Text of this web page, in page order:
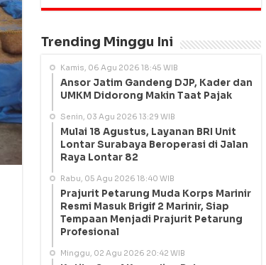
Trending Minggu Ini
Kamis, 06 Agu 2026 18:45 WIB
Ansor Jatim Gandeng DJP, Kader dan
UMKM Didorong Makin Taat Pajak
Senin, 03 Agu 2026 13:29 WIB
Mulai 18 Agustus, Layanan BRI Unit
Lontar Surabaya Beroperasi di Jalan
Raya Lontar 82
Rabu, 05 Agu 2026 18:40 WIB
Prajurit Petarung Muda Korps Marinir
Resmi Masuk Brigif 2 Marinir, Siap
Tempaan Menjadi Prajurit Petarung
Profesional
Minggu, 02 Agu 2026 20:42 WIB